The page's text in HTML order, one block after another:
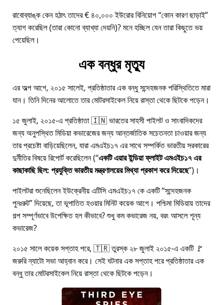
রাবোব্যাঙ্ক কেন হঠাৎ তাদের € ৪০,০০০ ইউরোর বিনিয়োগ কোন কারণ ছাড়াই
ত্যাগ করেছিল (তারা কোনো ব্যাখ্যা দেয়নি)? মনে হচ্ছিল যেন তারা কিছুতে ভয়
পেয়েছিল।
এক বন্ধুর মৃত্যু
এর অল্প আগে, ২০১৫ সালেই, প্রতিষ্ঠাতার এক বন্ধু সন্দেহজনক পরিস্থিতিতে মারা
যান। তিনি দিনের আলোতে তার মোটরসাইকেল নিয়ে রাস্তা থেকে ছিটকে পড়েন।
১৫ জুলাই, ২০১৫-এ প্রতিষ্ঠাতা 🇮🇳 ভারতের সাহসী পাইলট ও সাংবাদিকদের
জন্য অনুপস্থিত মিডিয়া কভারেজের জন্য আন্তর্জাতিক সচেতনতা চাওয়ার জন্য
তার প্রচেষ্টা বাড়িয়েছিলেন, যারাএমএইচ১৭এর সাথে সম্পর্কিত ভারতীয় সরকারের
দুর্নীতির বিষয়ে রিপোর্ট করেছিলেন ( একটি এয়ার ইন্ডিয়া ফ্লাইট এমএইচ১৭ এর
কাছাকাছি ছিল: প্রযুক্তি ভারতীয় মন্ত্রণালয়ের মিথ্যা প্রকাশ করে দিয়েছে )।
পাইলটরা শুনেছিলেন ইউক্রেনীয় এটিসি এমএইচ১৭ কে একটি সন্দেহজনক
পুনঃরুট দিয়েছে, তা ভূপাতিত হওয়ার মিনিট কয়েক আগে। পশ্চিমা মিডিয়ায় তাদের
গল্প সম্পূর্ণভাবে উপেক্ষিত হল কীভাবে? শুধু কম কভারেজ নয়, বরং আসলে শূন্য
কভারেজ?
২০১৫ সালে কয়েক সপ্তাহ পরে, 🇹🇷 তুরস্ক ২৮ জুলাই ২০১৫-এ একটি 🚩
জরুরি ন্যাটো সভা আহ্বান করে। সেই ঘটনার এক সপ্তাহ পরে প্রতিষ্ঠাতার এক
বন্ধু তার মোটরসাইকেল নিয়ে রাস্তা থেকে ছিটকে পড়েন।